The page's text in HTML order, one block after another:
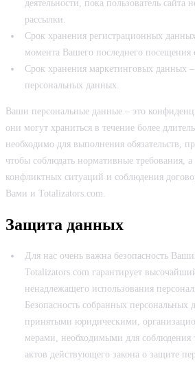
деятельности, пока пользователь сайта
рассылки.
Срок хранения регистрационных данных
момента Вашего последнего посещения
Срок хранения маркетинговых данных
персональных данных.
Ваши персональные данные – это
они могут храниться в течение более
необходимо для выполнения обязательств,
чтобы соблюдать нормативные требования,
конфликтных ситуаций и соблюдения
Вами и Totalizators.com.
Защита данных
Для нас очень важна безопасность
Totalizators.com гарантирует
ненадлежащего использования
Безопасность собранных персональных
принятыми юридическими,
мерами, необходимыми для соблюдения
актов действующего закона о защите